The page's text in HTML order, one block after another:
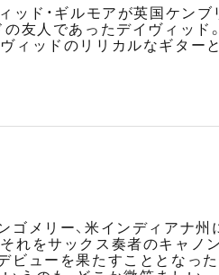
ッド・ギルモアが英国ケン
友人であったデイヴィッ
ィッドのリリカルなギター
メリー、米インディアナ
をサックス奏者のキャノ
ューを果たすこととなっ